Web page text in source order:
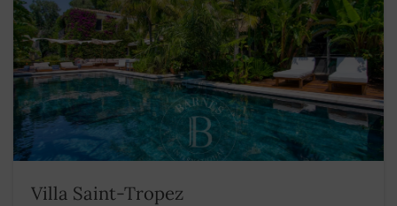
Villa Saint-Tropez